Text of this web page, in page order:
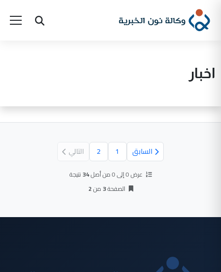
اخبار
السابق 1
2 التالي
عرض 0 إلى 0 من أصل 34 نتيجة
الصفحة3 من2